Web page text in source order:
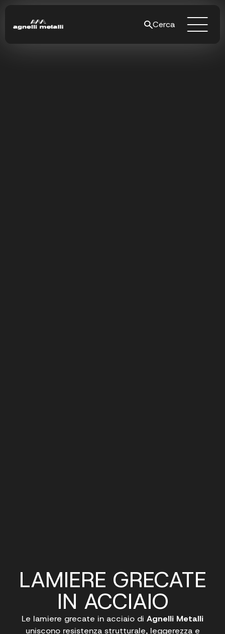
Cerca
LAMIERE GRECATE
IN ACCIAIO
Le lamiere grecate in acciaio di Agnelli Metalli
uniscono resistenza strutturale, leggerezza e